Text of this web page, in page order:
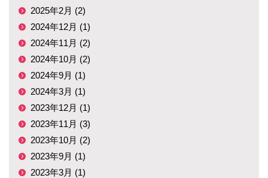
2025年2月 (2)
2024年12月 (1)
2024年11月 (2)
2024年10月 (2)
2024年9月 (1)
2024年3月 (1)
2023年12月 (1)
2023年11月 (3)
2023年10月 (2)
2023年9月 (1)
2023年3月 (1)